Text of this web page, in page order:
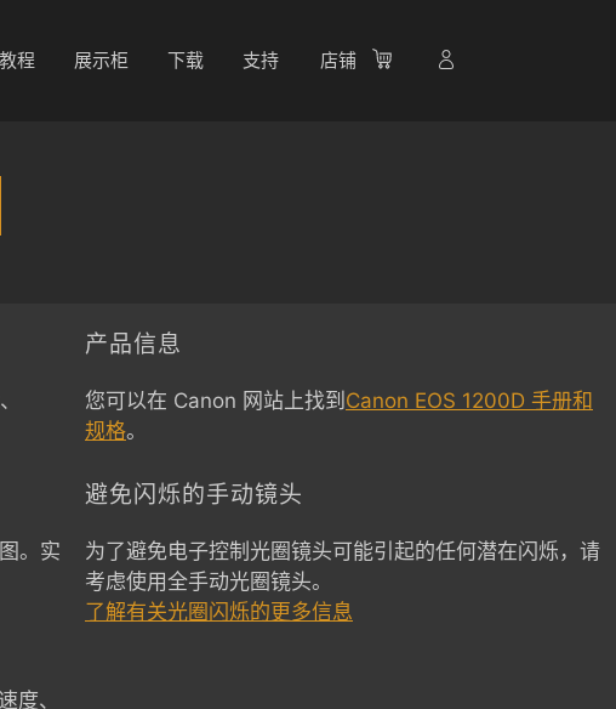
教程 展示柜 下载 支持 店铺
。实
度、
产品信息
您可以在 Canon 网站上找到 Canon EOS 1200D 手册和
规格。
避免闪烁的手动镜头
为了避免电子控制光圈镜头可能引起的任何潜在闪烁，请
考虑使用全手动光圈镜头。
了解有关光圈闪烁的更多信息